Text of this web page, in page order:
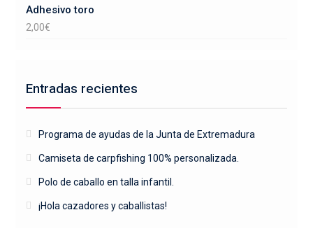
Adhesivo toro
2,00€
Entradas recientes
Programa de ayudas de la Junta de Extremadura
Camiseta de carpfishing 100% personalizada.
Polo de caballo en talla infantil.
¡Hola cazadores y caballistas!